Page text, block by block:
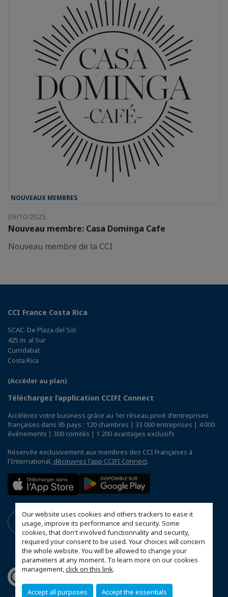
Our website uses cookies and others trackers to ease it
usage, improve its performance and security. Some
cookies, that don't involved functionnality and security,
required your consent to be used. Your choices will concern
the whole website. You will be allowed to change your
parameters at any moment. To learn more on our cookies
management,click on this link.
Accept all purposes Accept the essentials
NOUVEAUX MEMBRES
09/10/2025
Nouveau membre: Casa Dominga Cafe
Nouveau membre de la CCI
CCI France Costa Rica
SCAC. De Plaza del Sol
425 m. al Sur
Curridabat
Costa Rica
(Accéder au plan)
Téléchargez l’application CCIFI Connect
Accélérez votre business grâce au 1er réseau privé d'entreprises
françaises dans 95 pays : 120 chambres | 33 000 entreprises | 4 000
événements | 300 comités | 1 200 avantages exclusifs
Réservée exclusivement aux membres des CCI Françaises à
l'International, découvrez l'app CCIFI Connect.